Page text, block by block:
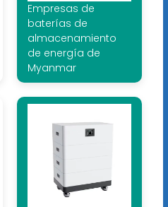
Empresas de
baterías de
almacenamiento
de energía de
Myanmar